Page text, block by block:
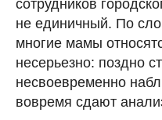
сотрудников
не единичный. По
многие мамы
несерьезно: поздно
несвоевременно
вовремя сдают